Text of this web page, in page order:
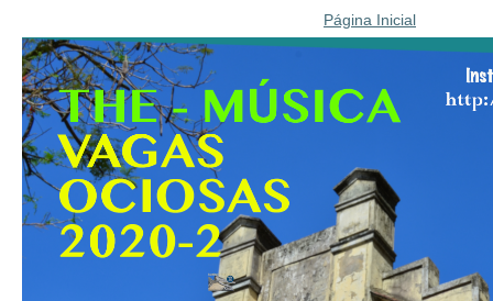
Página Inicial